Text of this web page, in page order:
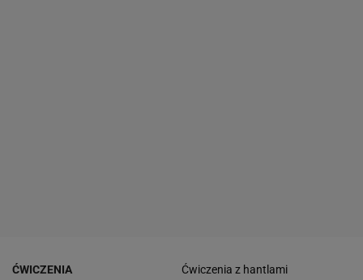
ĆWICZENIA Ćwiczenia z hantlami